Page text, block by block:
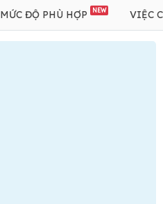
MỨC ĐỘ PHÙ HỢP NEW VIỆC